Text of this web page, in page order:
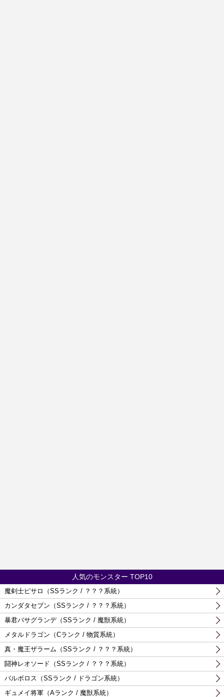
人気のモンスター TOP10
魔剣士ピサロ（SSランク / ？？？系統）
カンダタセブン（SSランク / ？？？系統）
暴君バサグランデ（SSランク / 魔獣系統）
メタルドラゴン（Cランク / 物質系統）
真・魔王ザラーム（SSランク / ？？？系統）
闘神レオソード（SSランク / ？？？系統）
バルボロス（SSランク / ドラゴン系統）
ギュメイ将軍（Aランク / 魔獣系統）